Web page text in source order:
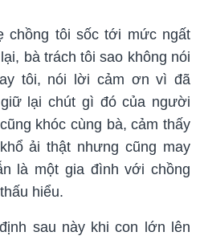
chồng tôi sốc tới mức ngất
bà trách tôi sao không nói
tôi, nói lời cảm ơn vì đã
lại chút gì đó của người
khóc cùng bà, cảm thấy
ải thật nhưng cũng may
là một gia đình với chồng
hiểu.
sau này khi con lớn lên